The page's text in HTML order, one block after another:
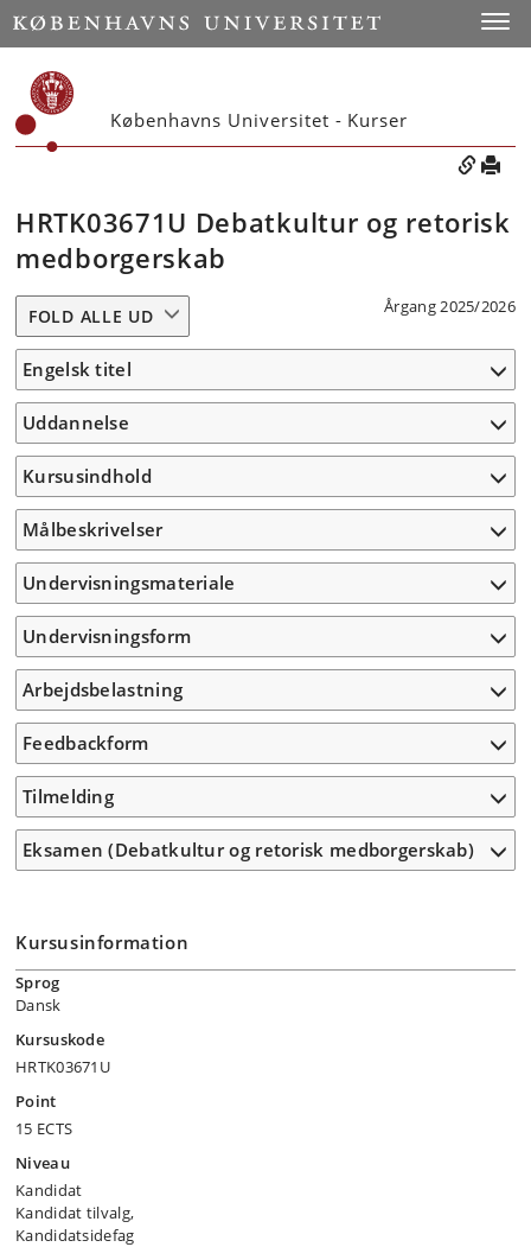
Københavns Universitet - Kurser
HRTK03671U Debatkultur og retorisk
medborgerskab
Årgang 2025/2026
FOLD ALLE UD
Engelsk titel
Uddannelse
Kursusindhold
Målbeskrivelser
Undervisningsmateriale
Undervisningsform
Arbejdsbelastning
Feedbackform
Tilmelding
Eksamen (Debatkultur og retorisk medborgerskab)
Kursusinformation
Sprog
Dansk
Kursuskode
HRTK03671U
Point
15 ECTS
Niveau
Kandidat
Kandidat tilvalg,
Kandidatsidefag